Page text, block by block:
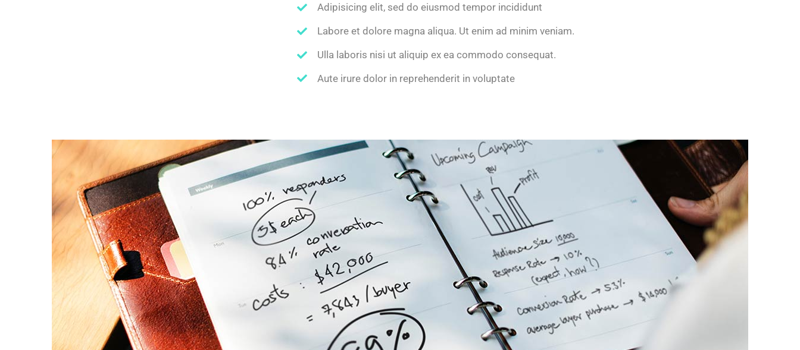
Adipisicing elit, sed do eiusmod tempor incididunt
Labore et dolore magna aliqua. Ut enim ad minim veniam.
Ulla laboris nisi ut aliquip ex ea commodo consequat.
Aute irure dolor in reprehenderit in voluptate